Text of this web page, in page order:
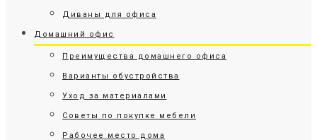
Диваны для офиса
Домашний офис
Преимущества домашнего офиса
Варианты обустройства
Уход за материалами
Советы по покупке мебели
Рабочее место дома